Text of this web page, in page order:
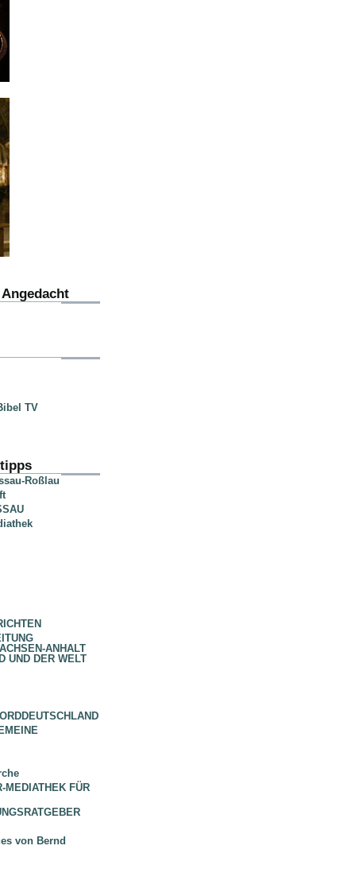
TV
Roßlau
ANHALT
UND DER WELT
FÜR
von Bernd